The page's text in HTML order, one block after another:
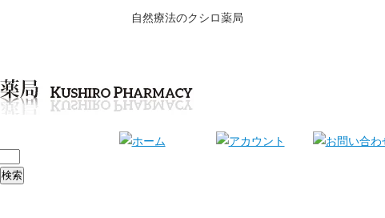
自然療法のクシロ薬局